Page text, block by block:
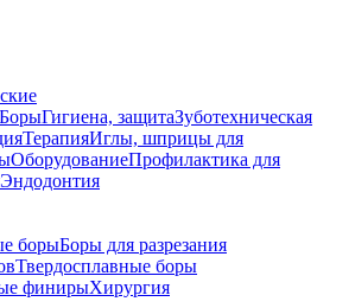
БорыГигиена, защитаЗуботехническая
ТерапияИглы, шприцы для
ОборудованиеПрофилактика для
Эндодонтия
борыБоры для разрезания
Твердосплавные боры
финирыХирургия